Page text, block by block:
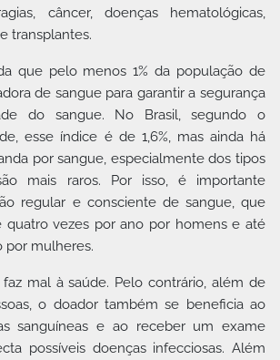
câncer, doenças hematológicas,
transplantes.
que pelo menos 1% da população de
de sangue para garantir a segurança
do sangue. No Brasil, segundo o
esse índice é de 1,6%, mas ainda há
por sangue, especialmente dos tipos
mais raros. Por isso, é importante
regular e consciente de sangue, que
quatro vezes por ano por homens e até
por mulheres.
mal à saúde. Pelo contrário, além de
o doador também se beneficia ao
sanguíneas e ao receber um exame
possíveis doenças infecciosas. Além